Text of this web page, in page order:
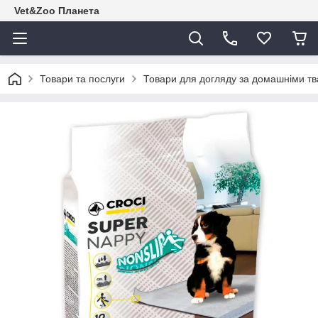
Vet&Zoo Планета
Товари та послуги Товари для догляду за домашніми